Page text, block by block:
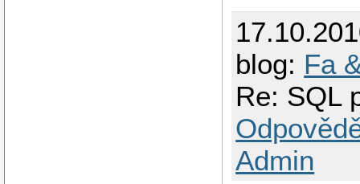
blog: Fa
Re: SQL
Admin